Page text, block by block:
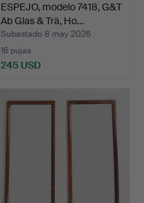
ESPEJO, modelo 7418, G&T
Ab Glas & Trä, Ho…
Subastado 8 may 2026
16 pujas
245 USD